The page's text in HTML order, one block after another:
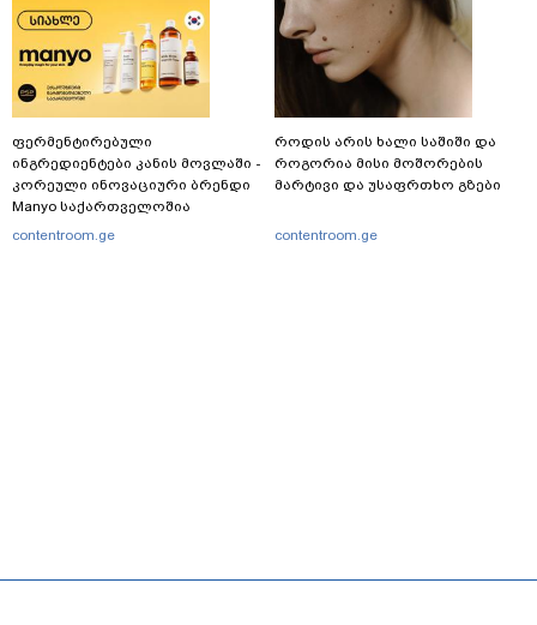
ფერმენტირებული
ინგრედიენტები კანის მოვლაში -
კორეული ინოვაციური ბრენდი
Manyo საქართველოშია
contentroom.ge
როდის არის ხალი საშიში და
როგორია მისი მოშორების
მარტივი და უსაფრთხო გზები
contentroom.ge